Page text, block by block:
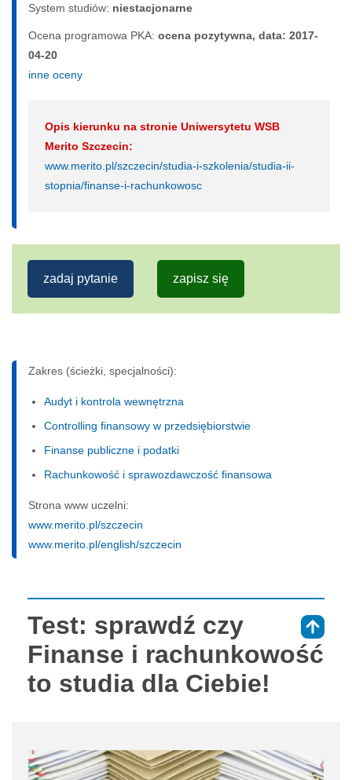
System studiów: nie­sta­cjo­nar­ne
Ocena programowa PKA: ocena pozytywna, data: 2017-
04-20
inne oceny
Opis kierunku na stronie Uniwersytetu WSB
Merito Szczecin:
www.merito.pl/szczecin/studia-i-szkolenia/studia-ii-
stopnia/finanse-i-rachunkowosc
zadaj pytanie zapisz się
Zakres (ścieżki, specjalności):
Audyt i kontrola wewnętrzna
Controlling finansowy w przedsiębiorstwie
Finanse publiczne i podatki
Rachunkowość i sprawozdawczość finansowa
Strona www uczelni:
www.merito.pl/szczecin
www.merito.pl/english/szczecin
Test: sprawdź czy
Finanse i rachunkowość
to studia dla Ciebie!